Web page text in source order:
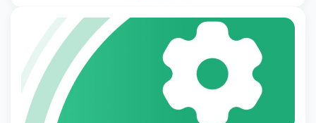
теория тесно переплетается с практикой. Интерактивные
методы становятся неотъемлемой частью этого
процесса, позволяя студентам глубже понять сложные
технические процессы. Профессиональная подготовка
предполагает овладение […]